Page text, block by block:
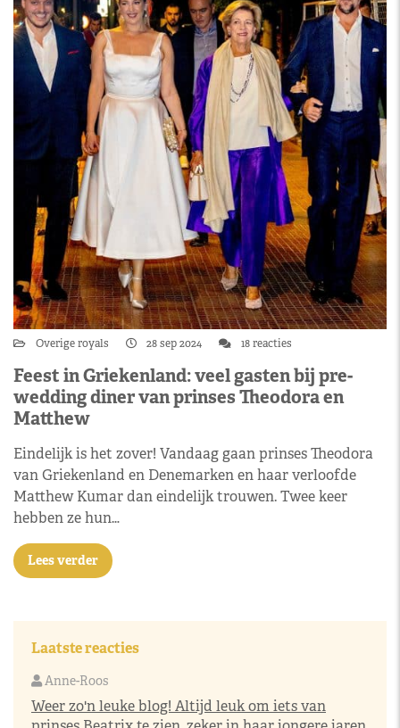
Overige royals 28 sep 2024 18 reacties
Feest in Griekenland: veel gasten bij pre-
wedding diner van prinses Theodora en
Matthew
Eindelijk is het zover! Vandaag gaan prinses Theodora
van Griekenland en Denemarken en haar verloofde
Matthew Kumar dan eindelijk trouwen. Twee keer
hebben ze hun…
Lees verder
Laatste reacties
Anne-Roos
Weer zo'n leuke blog! Altijd leuk om iets van